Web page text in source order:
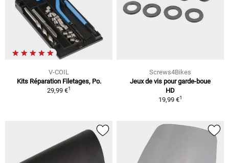
V-COIL
Kits Réparation Filetages, Po.
29,99 €1
Screws4Bikes
Jeux de vis pour garde-boue
HD
19,99 €1